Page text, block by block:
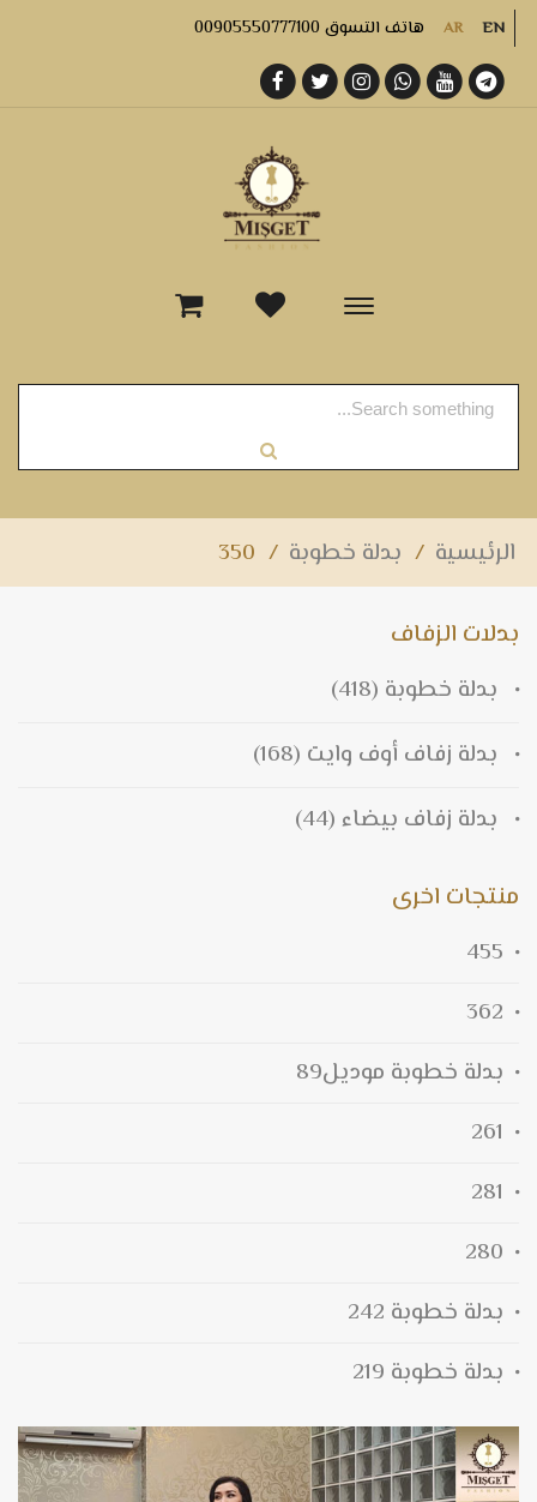
AR EN هاتف التسوق 00905550777100
-
الرئيسية / بدلة خطوبة /
350
بدلات الزفاف
بدلة خطوبة (418)
بدلة زفاف أوف وايت (168)
بدلة زفاف بيضاء (44)
منتجات اخرى
455
362
بدلة خطوبة موديل89
261
281
280
بدلة خطوبة 242
بدلة خطوبة 219